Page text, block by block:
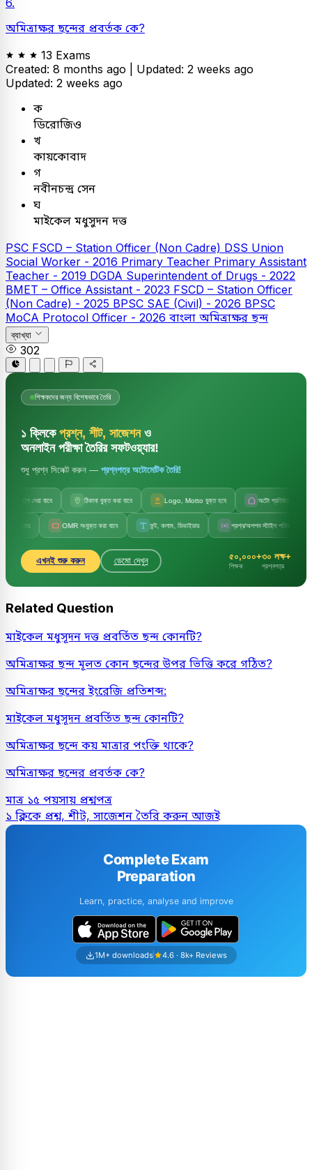
6.
অমিত্রাক্ষর ছন্দের প্রবর্তক কে?
13 Exams
Created: 8 months ago | Updated: 2 weeks ago
Updated: 2 weeks ago
ক
ডিরোজিও
খ
কায়কোবাদ
গ
নবীনচন্দ্র সেন
ঘ
মাইকেল মধুসুদন দত্ত
PSC FSCD – Station Officer (Non Cadre) DSS Union
Social Worker - 2016 Primary Teacher Primary Assistant
Teacher - 2019 DGDA Superintendent of Drugs - 2022
BMET – Office Assistant - 2023 FSCD – Station Officer
(Non Cadre) - 2025 BPSC SAE (Civil) - 2026 BPSC
MoCA Protocol Officer - 2026 বাংলা অমিত্রাক্ষর ছন্দ
ব্যাখ্যা
302
শিক্ষকদের জন্য বিশেষভাবে তৈরি
১ ক্লিকে প্রশ্ন, শীট, সাজেশনও
অনলাইন পরীক্ষা তৈরির সফটওয়্যার!
শুধু প্রশ্ন সিলেক্ট করুন — প্রশ্নপত্র অটোমেটিক তৈরি!
দেয়া যাবে ঠিকানা যুক্ত করা যাবে Logo, Motto যুক্ত হবে অটো প্রতিষ্ঠানের নাম
OMR সংযুক্ত করা যাবে ফন্ট, কলাম, ডিভাইডার প্রশ্ন/অপশন স্টাইল পরিবর্তন
এখনই শুরু করুন ডেমো দেখুন ৫০,০০০+
শিক্ষক
৩০ লক্ষ+
প্রশ্নপত্র
Related Question
মাইকেল মধুসূদন দত্ত প্রবর্তিত ছন্দ কোনটি?
অমিত্রাক্ষর ছন্দ মূলত কোন ছন্দের উপর ভিত্তি করে গঠিত?
অমিত্রাক্ষর ছন্দের ইংরেজি প্রতিশব্দ:
মাইকেল মধুসূদন প্রবর্তিত ছন্দ কোনটি?
অমিত্রাক্ষর ছন্দে কয় মাত্রার পংক্তি থাকে?
অমিত্রাক্ষর ছন্দের প্রবর্তক কে?
মাত্র ১৫ পয়সায় প্রশ্নপত্র
১ ক্লিকে প্রশ্ন, শীট, সাজেশন তৈরি করুন আজই
Complete Exam
Preparation
Learn, practice, analyse and improve
1M+ downloads 4.6 · 8k+ Reviews